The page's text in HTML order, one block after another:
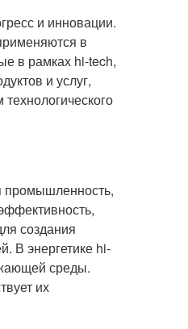
и инновации.
в
в рамках hi-tech,
и услуг,
промышленность,
создания
В энергетике hi-
среды.
их